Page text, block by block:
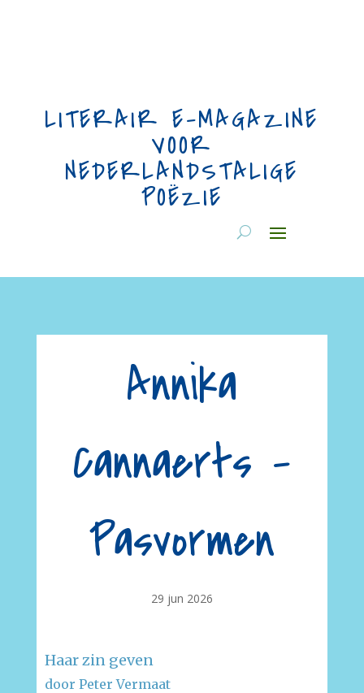
LITERAIR E-MAGAZINE
VOOR
NEDERLANDSTALIGE
POËZIE
Annika
Cannaerts –
Pasvormen
29 jun 2026
Haar zin geven
door Peter Vermaat